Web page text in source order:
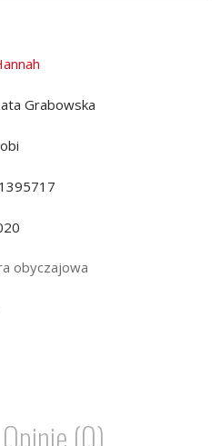
Grabowska
obyczajowa